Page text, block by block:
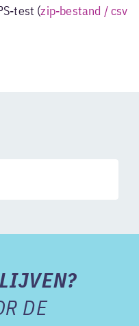
test (zip-bestand / csv
DE